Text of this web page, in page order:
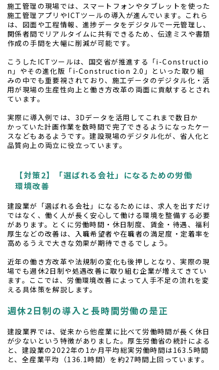
施工管理の現場では、スマートフォンやタブレットを使った
施工管理アプリやICTツールの導入が進んでいます。これら
は、図面や工程情報、進捗データをデジタルで一元管理し、
関係者間でリアルタイムに共有できるため、伝達ミスや書類
作成の手間を大幅に削減が可能です。
こうしたICTツールは、国交省が推進する「i-Constructio
n」やその進化版「i-Construction 2.0」といった取り組
みの中でも重要視されており、施工データのデジタル化・活
用が現場の生産性向上と働き方改革の両面に貢献するとされ
ています。
実際に導入例では、3Dデータを活用してこれまで数日か
かっていた計画作業を数時間で完了できるようになったケー
スなどもあるようです。建設現場のデジタル化が、省人化と
品質向上の両立に役立っています。
【対策2】「選ばれる会社」になるための労働
環境改善
建設業が「選ばれる会社」になるためには、求人を出すだけ
ではなく、働く人が長く安心して働ける環境を整備する必要
があります。とくに労働時間・休日制度、賃金・待遇、福利
厚生などの改善は、入職希望者や在職者の満足度・定着率を
高めるうえで大きな効果が期待できるでしょう。
近年の働き方改革や法規制の変化も後押しとなり、実際の現
場でも週休2日制や処遇改善に取り組む企業が増えてきてい
ます。ここでは、労働環境改善によって人手不足の流れを変
える具体策を解説します。
週休2日制の導入と長時間労働の是正
建設業界では、従来から他産業に比べて労働時間が長く休日
が少ないという特徴がありました。厚生労働省の統計による
と、建設業の2022年の1か月平均総実労働時間は163.5時間
と、全産業平均（136.1時間）を約27時間上回っています。